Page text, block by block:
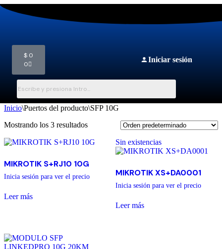
$ 0
0
Iniciar sesión
Inicio\Puertos del producto\SFP 10G
Mostrando los 3 resultados
MIKROTIK S+RJ10 10G
Inicia sesión para ver el precio
Leer más
Sin existencias
MIKROTIK XS+DA0001
Inicia sesión para ver el precio
Leer más